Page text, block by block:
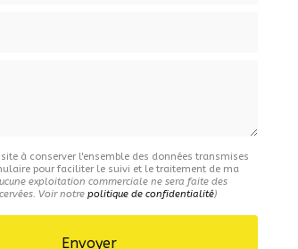
site à conserver l'ensemble des données transmises
pour faciliter le suivi et le traitement de ma
exploitation commerciale ne sera faite des
Voir notre politique de confidentialité)